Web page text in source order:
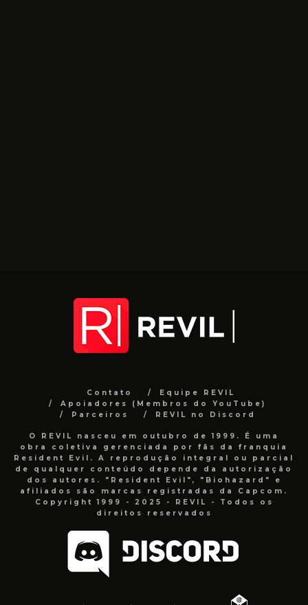
Contato
Equipe REVIL
Apoiadores (Membros do YouTube)
Parceiros
REVIL no Discord
O REVIL nasceu em outubro de 1999. É uma
obra coletiva gerenciada por fãs da franquia
Resident Evil. A reprodução integral ou parcial
de qualquer conteúdo depende da autorização
dos autores. "Resident Evil", "Biohazard" e
afiliados são marcas registradas da Capcom.
Copyright 1999 - 2025 - REVIL - Todos os
direitos reservados